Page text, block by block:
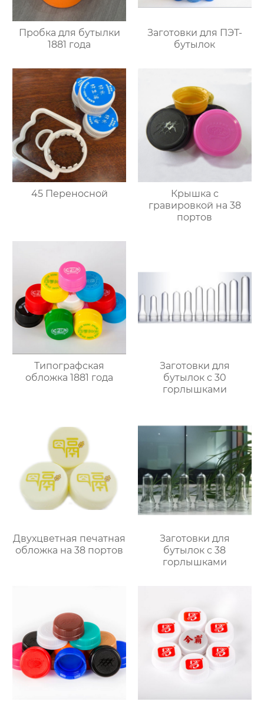
Пробка для бутылки
1881 года
Заготовки для ПЭТ-
бутылок
45 Переносной
Крышка с
гравировкой на 38
портов
Типографская
обложка 1881 года
Заготовки для
бутылок с 30
горлышками
Двухцветная печатная
обложка на 38 портов
Заготовки для
бутылок с 38
горлышками